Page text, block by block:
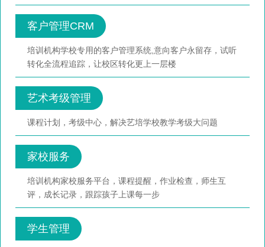
客户管理CRM
培训机构学校专用的客户管理系统,意向客户永留存，试听
转化全流程追踪，让校区转化更上一层楼
艺术考级管理
课程计划，考级中心，解决艺培学校教学考级大问题
家校服务
培训机构家校服务平台，课程提醒，作业检查，师生互
评，成长记录，跟踪孩子上课每一步
学生管理